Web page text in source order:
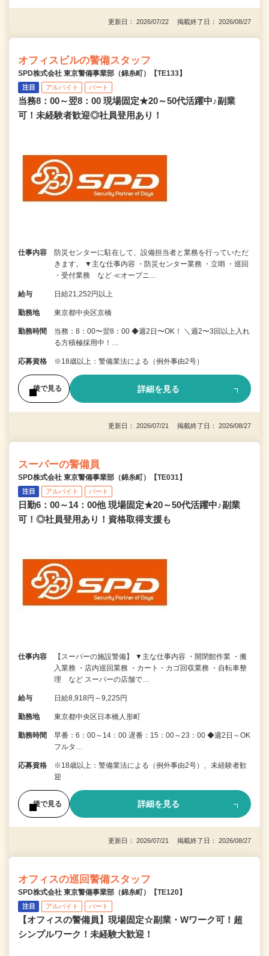
更新日： 2026/07/22 掲載終了日： 2026/08/27
オフィスビルの警備スタッフ
SPD株式会社 東京警備事業部（錦糸町）【TE133】
注目 アルバイト パート
当務8：00～翌8：00 現場固定★20～50代活躍中♪副業
可！未経験者歓迎◎社員登用あり！
仕事内容
防災センターに駐在して、設備担当者と業務を行っていただ
きます。 ▼主な仕事内容 ・防災センター業務 ・立哨 ・巡回
・受付業務 など ≪オープニ…
給与 日給21,252円以上
勤務地 東京都中央区京橋
勤務時間
当務：8：00〜翌8：00 ◆週2日〜OK！ ＼週2〜3回以上入れ
る方積極採用中！…
応募資格 ※18歳以上：警備業法による（例外事由2号）
後で見る 詳細を見る
更新日： 2026/07/21 掲載終了日： 2026/08/27
スーパーの警備員
SPD株式会社 東京警備事業部（錦糸町）【TE031】
注目 アルバイト パート
日勤6：00～14：00他 現場固定★20～50代活躍中♪副業
可！◎社員登用あり！資格取得支援も
仕事内容
【スーパーの施設警備】 ▼主な仕事内容 ・開閉館作業 ・搬
入業務 ・店内巡回業務 ・カート・カゴ回収業務 ・自転車整
理 など スーパーの店舗で…
給与 日給8,918円～9,225円
勤務地 東京都中央区日本橋人形町
勤務時間
早番：6：00～14：00 遅番：15：00～23：00 ◆週2日～OK
フルタ…
応募資格
※18歳以上：警備業法による（例外事由2号）、未経験者歓
迎
後で見る 詳細を見る
更新日： 2026/07/21 掲載終了日： 2026/08/27
オフィスの巡回警備スタッフ
SPD株式会社 東京警備事業部（錦糸町）【TE120】
注目 アルバイト パート
【オフィスの警備員】現場固定☆副業・Wワーク可！超
シンプルワーク！未経験大歓迎！